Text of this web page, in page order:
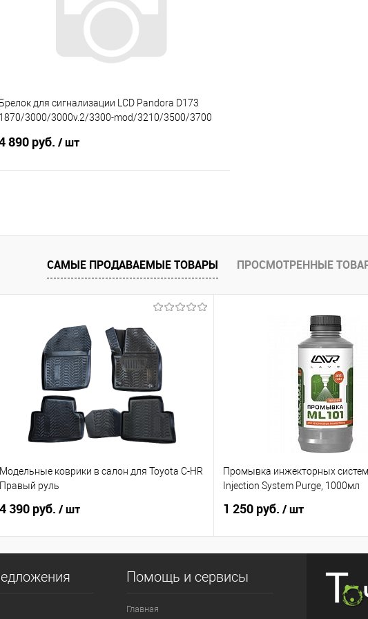
В наличии
Брелок для сигнализации LCD Pandora D173
1870/3000/3000v.2/3300-mod/3210/3500/3700
890 руб. / шт
Купить в 1 клик
Сравнение
В избранное
Под заказ
САМЫЕ ПРОДАВАЕМЫЕ ТОВАРЫ ПРОСМОТРЕННЫЕ
Модельные коврики в салон для Toyota C-HR
Правый руль
4 390 руб. / шт
Промывка инжекторных систем
Injection System Purge, 1000мл
1 250 руб. / шт
Помощь и сервисы
Главная